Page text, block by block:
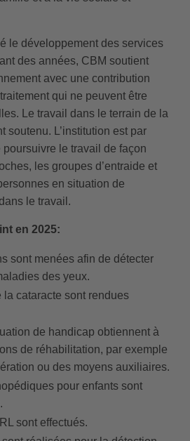
le développement des services
des années, CBM soutient
avec une contribution
qui ne peuvent être
Le travail dans le terrain de la
soutenu. L’institution est par
le travail de façon
les groupes d’entraide et
en situation de
le travail.
en 2025:
sont menées afin de détecter
des yeux.
la cataracte sont rendues
de handicap obtiennent à
de réhabilitation, par exemple
ou des moyens auxiliaires.
pour enfants sont
sont effectués.